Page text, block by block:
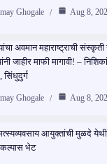
Ghogale Aug 8,
अवमान महाराष्ट्राची संस्कृती
जाहीर माफी मागावी! –
सिंधुदुर्ग
Ghogale Aug 8,
आयुक्तांची मुळदे
भेट